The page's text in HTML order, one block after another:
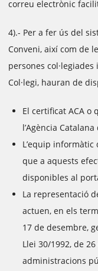
correu electrònic
4).- Per a fer ús del
Conveni, així com de
persones
Col·legi, hauran de
El certificat ACA o
l’Agència
L’equip
que a aquests
disponibles al
La representació
actuen, en els
17 de desembre,
Llei 30/1992, de
administracions